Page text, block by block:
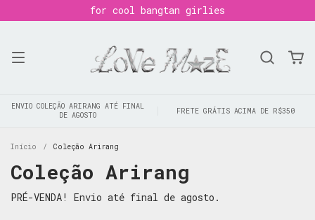
for cool bangtan girlies
ENVIO COLEÇÃO ARIRANG ATÉ FINAL
DE AGOSTO
FRETE GRÁTIS ACIMA DE R$350
Início / Coleção Arirang
Coleção Arirang
PRÉ-VENDA! Envio até final de agosto.